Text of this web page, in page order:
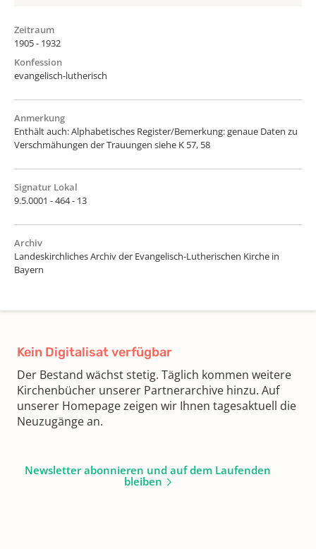
Zeitraum
1905 - 1932
Konfession
evangelisch-lutherisch
Anmerkung
Enthält auch: Alphabetisches Register/Bemerkung: genaue Daten zu
Verschmähungen der Trauungen siehe K 57, 58
Signatur Lokal
9.5.0001 - 464 - 13
Archiv
Landeskirchliches Archiv der Evangelisch-Lutherischen Kirche in
Bayern
Kein Digitalisat verfügbar
Der Bestand wächst stetig. Täglich kommen weitere
Kirchenbücher unserer Partnerarchive hinzu. Auf
unserer Homepage zeigen wir Ihnen tagesaktuell die
Neuzugänge an.
Newsletter abonnieren und auf dem Laufenden
bleiben